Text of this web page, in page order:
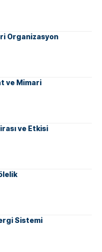
Organizasyon
ve Mimari
ve Etkisi
Sistemi